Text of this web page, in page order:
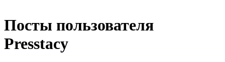
Посты пользователя
Presstacy